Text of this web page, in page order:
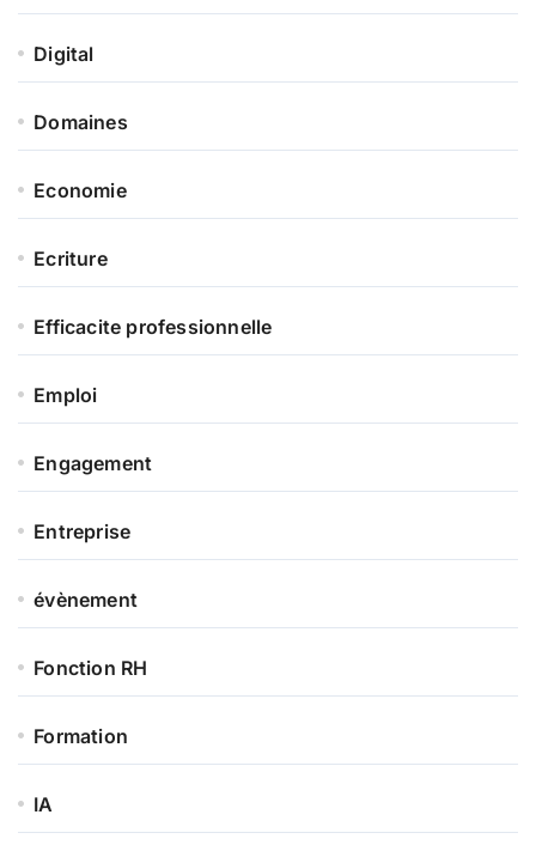
Digital
Domaines
Economie
Ecriture
Efficacite professionnelle
Emploi
Engagement
Entreprise
évènement
Fonction RH
Formation
IA